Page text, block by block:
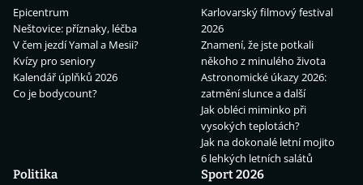
Epicentrum
Neštovice: příznaky, léčba
V čem jezdí Yamal a Mesii?
Kvízy pro seniory
Kalendář úplňků 2026
Co je bodycount?
Karlovarský filmový festival
2026
Znamení, že jste potkali
někoho z minulého života
Astronomické úkazy 2026:
zatmění slunce a další
Jak obléci miminko při
vysokých teplotách?
Jak na dokonalé letní mojito
6 lehkých letních salátů
Politika
Sport 2026